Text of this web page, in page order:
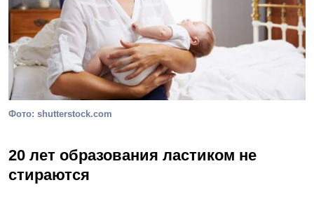
Фото: shutterstock.com
20 лет образования ластиком не
стираются